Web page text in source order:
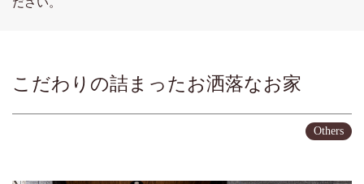
こだわりの詰まったお洒落なお家
Others